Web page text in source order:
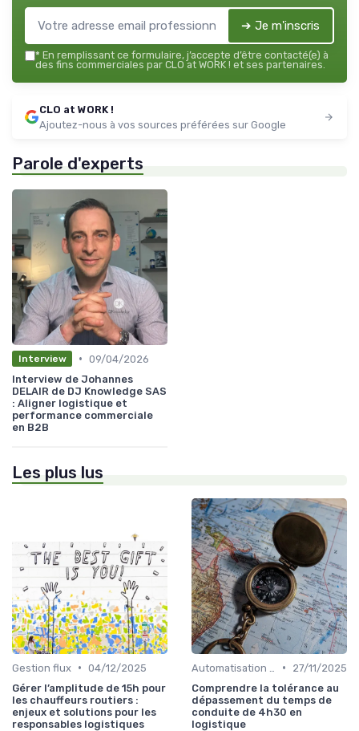
➔ Je m'inscris
* En remplissant ce formulaire, j’accepte d’être contacté(e) à
des fins commerciales par CLO at WORK ! et ses partenaires.
CLO at WORK !
Ajoutez-nous à vos sources préférées sur Google
Parole d'experts
Interview • 09/04/2026
Interview de Johannes
DELAIR de DJ Knowledge SAS
: Aligner logistique et
performance commerciale
en B2B
Les plus lus
Gestion flux • 04/12/2025
Gérer l’amplitude de 15h pour
les chauffeurs routiers :
enjeux et solutions pour les
responsables logistiques
•
27/11/2025
Comprendre la tolérance au
dépassement du temps de
conduite de 4h30 en
logistique